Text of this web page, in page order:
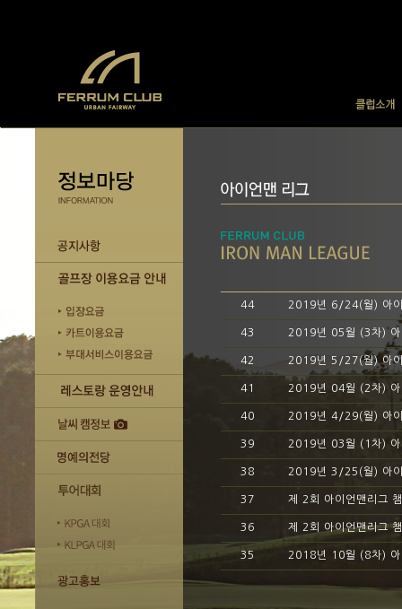
44 2019년 6/24(월) 아이
43 2019년 05월 (3차) 아
42 2019년 5/27(월) 아이
41 2019년 04월 (2차) 아
40 2019년 4/29(월) 아이
39 2019년 03월 (1차) 아
38 2019년 3/25(월) 아이
37 제 2회 아이언맨리그
36 제 2회 아이언맨리그
35 2018년 10월 (8차) 아